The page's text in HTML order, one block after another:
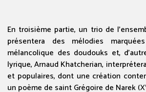
En troisième partie, un trio de
présentera des mélodies
mélancolique des doudouks et,
lyrique, Arnaud Khatcherian,
et populaires, dont une création
un poème de saint Grégoire de Narek (X